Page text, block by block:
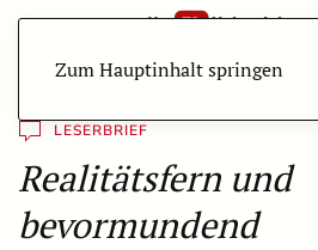
Zum Hauptinhalt springen
LESERBRIEF
Realitätsfern und
bevormundend